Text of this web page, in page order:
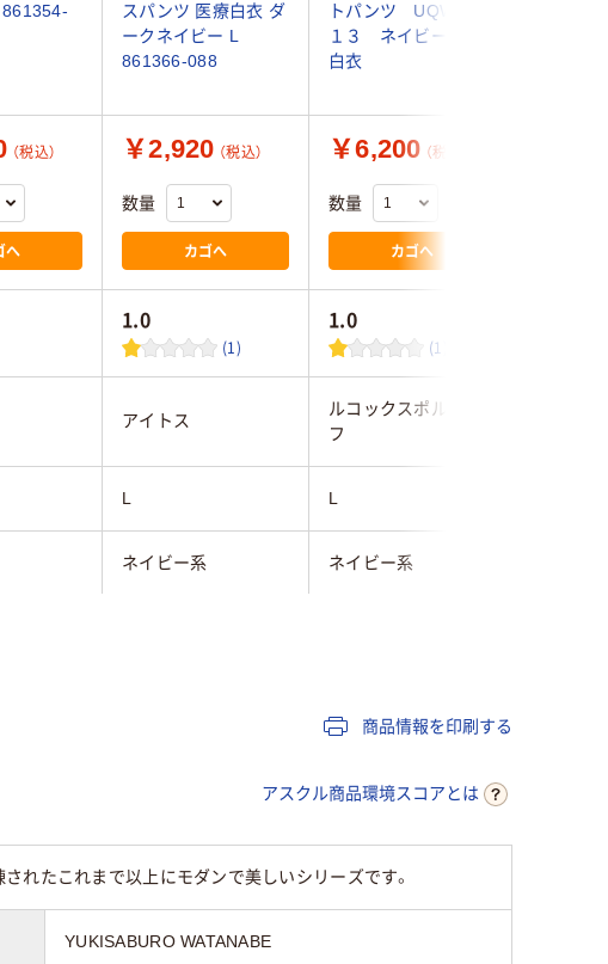
861354-
スパンツ 医療白衣 ダ
ークネイビー L
861366-088
トパンツ UQW２０
１３ ネイビー L
白衣
（税込）
へ
￥2,920 （税込）
数量
カゴへ
￥6,200 （税込）
数量
カゴへ
1.0
(1)
1.0
(1)
アイトス
ルコックスポルティ
フ
L L
ネイビー系 ネイビー系
ト（ポリエステル
100%）
商品情報を印刷する
アスクル商品環境スコアとは
れたこれまで以上にモダンで美しいシリーズです。
YUKISABURO WATANABE